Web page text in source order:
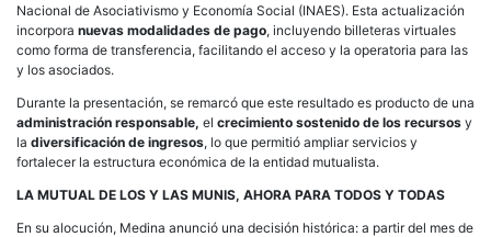
Nacional de Asociativismo y Economía Social (INAES). Esta actualización
incorpora nuevas modalidades de pago, incluyendo billeteras virtuales
como forma de transferencia, facilitando el acceso y la operatoria para las
y los asociados.
Durante la presentación, se remarcó que este resultado es producto de una
administración responsable, el crecimiento sostenido de los recursos y
la diversificación de ingresos, lo que permitió ampliar servicios y
fortalecer la estructura económica de la entidad mutualista.
LA MUTUAL DE LOS Y LAS MUNIS, AHORA PARA TODOS Y TODAS
En su alocución, Medina anunció una decisión histórica: a partir del mes de